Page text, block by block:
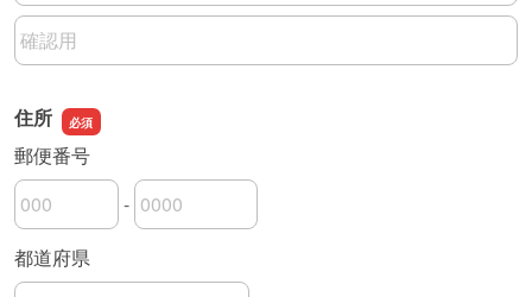
メールアドレスの確認用
住所
郵便番号
郵便番号の上3桁
-
郵便番号の下4桁
都道府県